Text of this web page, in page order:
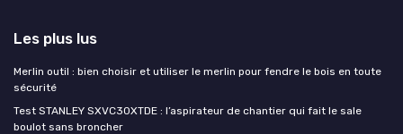
Les plus lus
Merlin outil : bien choisir et utiliser le merlin pour fendre le bois en toute
sécurité
Test STANLEY SXVC30XTDE : l’aspirateur de chantier qui fait le sale
boulot sans broncher